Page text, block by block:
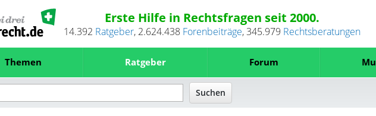
Erste Hilfe in Rechtsfragen seit 2000.
14.392 Ratgeber, 2.624.438 Forenbeiträge,345.979 Rechtsberatungen
Themen Ratgeber Forum